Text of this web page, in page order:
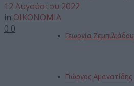
Γεωργία Ζεμπιλιάδου
Γιώργος Αμανατίδης
12 Αυγούστου 2022
in ΟΙΚΟΝΟΜΙΑ
0 0